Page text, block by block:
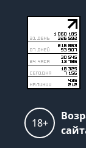
18+